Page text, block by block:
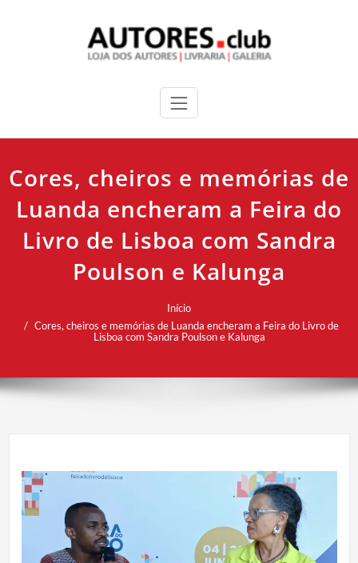
Cores, cheiros e memórias de
Luanda encheram a Feira do
Livro de Lisboa com Sandra
Poulson e Kalunga
Início
Cores, cheiros e memórias de Luanda encheram a Feira do Livro de
Lisboa com Sandra Poulson e Kalunga